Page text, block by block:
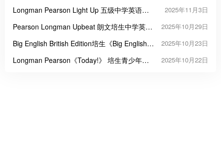
Longman Pearson Light Up 五级中学英语教
2025年11月3日
Pearson Longman Upbeat 朗文培生中学英语
2025年10月29日
Big English British Edition培生《Big English》
2025年10月23日
Longman Pearson《Today!》 培生青少年英
2025年10月22日